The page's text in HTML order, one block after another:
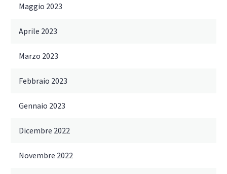
Maggio 2023
Aprile 2023
Marzo 2023
Febbraio 2023
Gennaio 2023
Dicembre 2022
Novembre 2022